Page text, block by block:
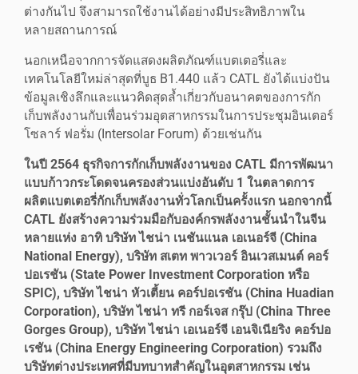
ต่างกันไป จึงสามารถใช้งานได้อย่างมีประสิทธิภาพใน
หลายสถานการณ์
นอกเหนือจากการจัดแสดงผลิตภัณฑ์แบตเตอรี่และ
เทคโนโลยีใหม่ล่าสุดที่บูธ B1.440 แล้ว CATL ยังได้แบ่งปัน
ข้อมูลเชิงลึกและแนวคิดสุดล้ำเกี่ยวกับอนาคตของการกัก
เก็บพลังงานกับเพื่อนร่วมอุตสาหกรรมในการประชุมอินเตอร์
โซลาร์ ฟอรั่ม (Intersolar Forum) ด้วยเช่นกัน
ในปี 2564 ธุรกิจการกักเก็บพลังงานของ CATL มีการพัฒนา
แบบก้าวกระโดดจนครองส่วนแบ่งอันดับ 1 ในตลาดการ
ผลิตแบตเตอรี่กักเก็บพลังงานทั่วโลกเป็นครั้งแรก นอกจากนี้
CATL ยังสร้างความร่วมมือกับองค์กรพลังงานชั้นนำในจีน
หลายแห่ง อาทิ บริษัท ไชน่า เนชันแนล เอเนอร์จี (China
National Energy), บริษัท สเตท พาวเวอร์ อินเวสเมนต์ คอร์
ปอเรชัน (State Power Investment Corporation หรือ
SPIC), บริษัท ไชน่า หัวเตี้ยน คอร์ปอเรชัน (China Huadian
Corporation), บริษัท ไชน่า ทรี กอร์เจส กรุ๊ป (China Three
Gorges Group), บริษัท ไชน่า เอเนอร์จี เอนจิเนียริง คอร์ปอ
เรชัน (China Energy Engineering Corporation) รวมถึง
บริษัทต่างประเทศที่มีบทบาทสำคัญในอุตสาหกรรม เช่น